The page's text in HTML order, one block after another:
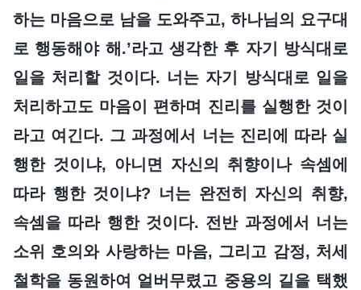
하는 마음으로 남을 도와주고, 하나님의 요구대
로 행동해야 해.’라고 생각한 후 자기 방식대로
일을 처리할 것이다. 너는 자기 방식대로 일을
처리하고도 마음이 편하며 진리를 실행한 것이
라고 여긴다. 그 과정에서 너는 진리에 따라 실
행한 것이냐, 아니면 자신의 취향이나 속셈에
따라 행한 것이냐? 너는 완전히 자신의 취향,
속셈을 따라 행한 것이다. 전반 과정에서 너는
소위 호의와 사랑하는 마음, 그리고 감정, 처세
철학을 동원하여 얼버무렸고 중용의 길을 택했